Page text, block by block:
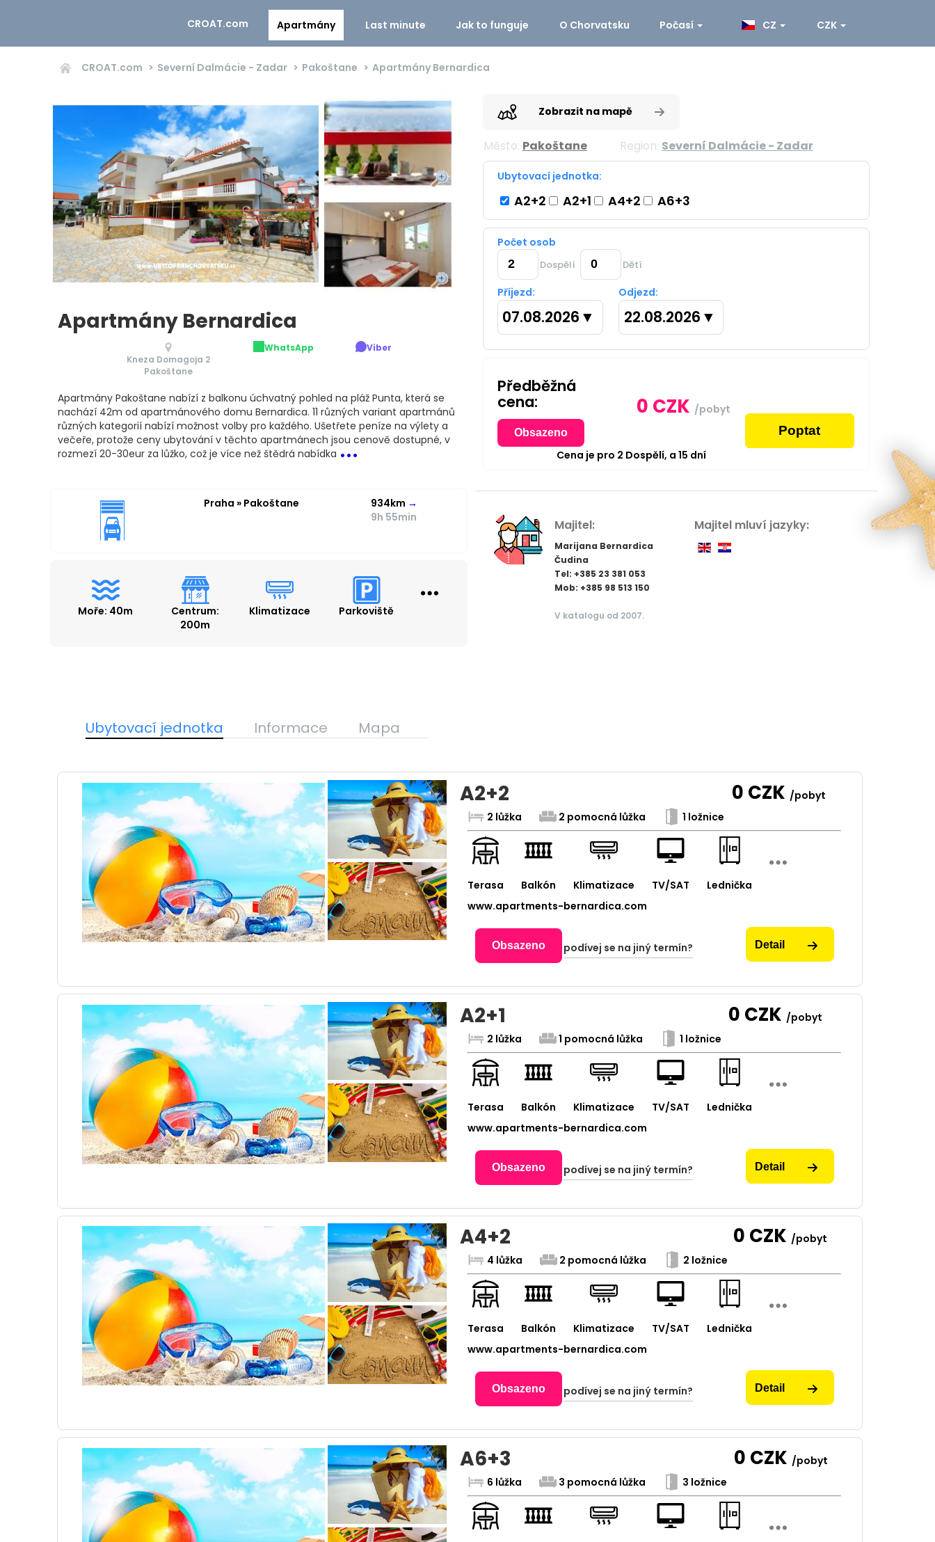
CROAT.com Apartmány Last minute Jak to funguje O Chorvatsku Počasí CZ CZK
CROAT.com Severní Dalmácie - Zadar Pakoštane Apartmány Bernardica
Apartmány Bernardica
Kneza Domagoja 2
Pakoštane
WhatsApp Viber
Apartmány Pakoštane nabízí z balkonu úchvatný pohled na pláž Punta, která se
nachází 42m od apartmánového domu Bernardica. 11 různých variant apartmánů
různých kategorií nabízí možnost volby pro každého. Ušetřete peníze na výlety a
večeře, protože ceny ubytování v těchto apartmánech jsou cenově dostupné, v
rozmezí 20-30eur za lůžko, což je více než štědrá nabídka ...
Praha » Pakoštane 934km →
9h 55min
Moře: 40m
Centrum:
200m
Klimatizace Parkoviště
Zobrazit na mapě
Město: Pakoštane Region: Severní Dalmácie - Zadar
Ubytovací jednotka:
A2+2 A2+1 A4+2 A6+3
Počet osob
Dospělí Dětí
Příjezd:
07.08.2026 ▼
Odjezd:
22.08.2026 ▼
Předběžná
cena:
Obsazeno
0 CZK /pobyt
Poptat
Cena je pro 2 Dospělí, a15 dní
Majitel:
Marijana Bernardica
Čudina
Tel: +385 23 381 053
Mob: +385 98 513 150
V katalogu od 2007.
Majitel mluví jazyky:
Ubytovací jednotka Informace Mapa
A2+2 0 CZK /pobyt
2 lůžka
2 pomocná lůžka 1 ložnice
Terasa Balkón Klimatizace TV/SAT
Lednička
www.apartments-bernardica.com
Obsazeno podívej se na jiný termín? Detail
A2+1 0 CZK /pobyt
2 lůžka
1 pomocná lůžka 1 ložnice
Terasa Balkón Klimatizace TV/SAT
Lednička
www.apartments-bernardica.com
Obsazeno podívej se na jiný termín? Detail
A4+2 0 CZK /pobyt
4 lůžka
2 pomocná lůžka 2 ložnice
Terasa Balkón Klimatizace TV/SAT
Lednička
www.apartments-bernardica.com
Obsazeno podívej se na jiný termín? Detail
A6+3 0 CZK /pobyt
6 lůžka
3 pomocná lůžka 3 ložnice